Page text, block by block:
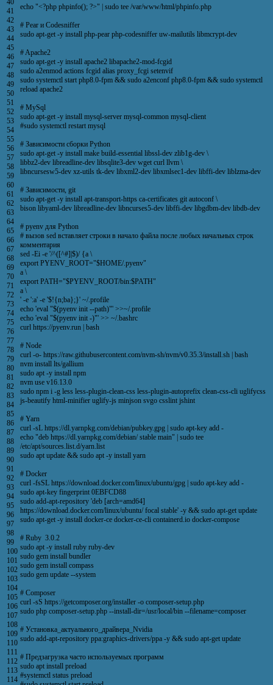
40
41
42
43
44
45
46
47
48
49
50
51
52
53
54
55
56
57
58
59
60
61
62
63
64
65
66
67
68
69
70
71
72
73
74
75
76
77
78
79
80
81
82
83
84
85
86
87
88
89
90
91
92
93
94
95
96
97
98
99
100
101
102
103
104
105
106
107
108
109
110
111
112
113
114
echo "<?php phpinfo(); ?>" | sudo tee /var/www/html/phpinfo.php
# Pear и Codesniffer
sudo apt-get -y install php-pear php-codesniffer uw-mailutils libmcrypt-dev
# Apache2
sudo apt-get -y install apache2 libapache2-mod-fcgid
sudo a2enmod actions fcgid alias proxy_fcgi setenvif
sudo systemctl start php8.0-fpm && sudo a2enconf php8.0-fpm && sudo systemctl
reload apache2
# MySql
sudo apt-get -y install mysql-server mysql-common mysql-client
#sudo systemctl restart mysql
# Зависимости сборки Python
sudo apt-get -y install make build-essential libssl-dev zlib1g-dev \
libbz2-dev libreadline-dev libsqlite3-dev wget curl llvm \
libncursesw5-dev xz-utils tk-dev libxml2-dev libxmlsec1-dev libffi-dev liblzma-dev
# Зависимости, git
sudo apt-get -y install apt-transport-https ca-certificates git autoconf \
bison libyaml-dev libreadline-dev libncurses5-dev libffi-dev libgdbm-dev libdb-dev
# pyenv для Python
# вызов sed вставляет строки в начало файла после любых начальных строк
комментария
sed -Ei -e '/^([^#]|$)/ {a \
export PYENV_ROOT="$HOME/.pyenv"
a \
export PATH="$PYENV_ROOT/bin:$PATH"
a \
' -e ':a' -e '$!{n;ba};}' ~/.profile
echo 'eval "$(pyenv init --path)"' >>~/.profile
echo 'eval "$(pyenv init -)"' >> ~/.bashrc
curl https://pyenv.run | bash
# Node
curl -o- https://raw.githubusercontent.com/nvm-sh/nvm/v0.35.3/install.sh | bash
nvm install lts/gallium
sudo apt -y install npm
nvm use v16.13.0
sudo npm i -g less less-plugin-clean-css less-plugin-autoprefix clean-css-cli uglifycss
js-beautify html-minifier uglify-js minjson svgo csslint jshint
# Yarn
curl -sL https://dl.yarnpkg.com/debian/pubkey.gpg | sudo apt-key add -
echo "deb https://dl.yarnpkg.com/debian/ stable main" | sudo tee
/etc/apt/sources.list.d/yarn.list
sudo apt update && sudo apt -y install yarn
# Docker
curl -fsSL https://download.docker.com/linux/ubuntu/gpg | sudo apt-key add -
sudo apt-key fingerprint 0EBFCD88
sudo add-apt-repository 'deb [arch=amd64]
https://download.docker.com/linux/ubuntu/ focal stable' -y && sudo apt-get update
sudo apt-get -y install docker-ce docker-ce-cli containerd.io docker-compose
# Ruby 3.0.2
sudo apt -y install ruby ruby-dev
sudo gem install bundler
sudo gem install compass
sudo gem update --system
# Composer
curl -sS https://getcomposer.org/installer -o composer-setup.php
sudo php composer-setup.php --install-dir=/usr/local/bin --filename=composer
# Установка_актуального_драйвера_Nvidia
sudo add-apt-repository ppa:graphics-drivers/ppa -y && sudo apt-get update
# Предзагрузка часто используемых программ
sudo apt install preload
#systemctl status preload